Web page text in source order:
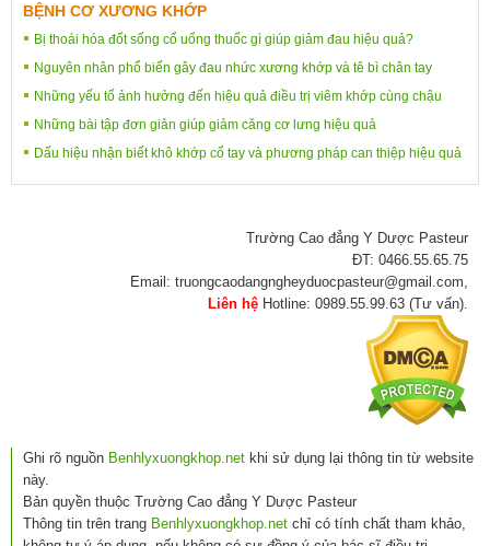
BỆNH CƠ XƯƠNG KHỚP
Bị thoái hóa đốt sống cổ uống thuốc gì giúp giảm đau hiệu quả?
Nguyên nhân phổ biến gây đau nhức xương khớp và tê bì chân tay
Những yếu tố ảnh hưởng đến hiệu quả điều trị viêm khớp cùng chậu
Những bài tập đơn giản giúp giảm căng cơ lưng hiệu quả
Dấu hiệu nhận biết khô khớp cổ tay và phương pháp can thiệp hiệu quả
Trường Cao đẳng Y Dược Pasteur
ĐT: 0466.55.65.75
Email: truongcaodangngheyduocpasteur@gmail.com,
Liên hệ Hotline: 0989.55.99.63 (Tư vấn).
Ghi rõ nguồn Benhlyxuongkhop.net khi sử dụng lại thông tin từ website
này.
Bản quyền thuộc Trường Cao đẳng Y Dược Pasteur
Thông tin trên trang Benhlyxuongkhop.net chỉ có tính chất tham khảo,